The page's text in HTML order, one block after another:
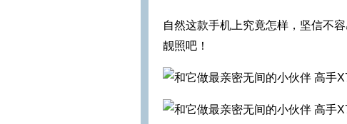
自然这款手机上究竟怎样，坚信不
靓照吧！